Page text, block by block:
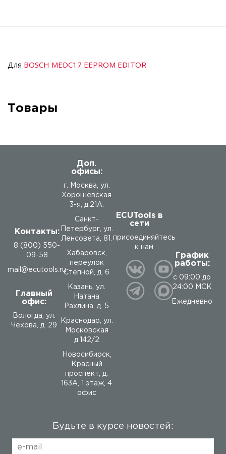
Для BOSCH MEDC17 EEPROM EDITOR
Товары
Контакты:
8 (800) 550-
09-58
mail@ecutools.ru
Главный
офис:
Вологда, ул.
Чехова, д. 29
Доп.
офисы:
г. Москва, ул.
Хорошёвская
3-я, д.21А.
Санкт-
Петербург, ул.
Ленсовета, 81.
Хабаровск,
переулок
Степной, д. 6
Казань, ул.
Натана
Рахлина, д. 5
Краснодар, ул.
Московская
д.142/2
Новосибирск,
Красный
проспект, д.
163А, 1 этаж, 4
офис
ECUTools в
сети
присоединяйтесь
к нам
График
работы:
с 09:00 до
24:00 МСК
Ежедневно
Будьте в курсе новостей: